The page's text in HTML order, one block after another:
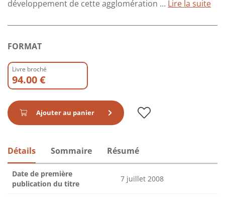
développement de cette agglomération ... Lire la suite
FORMAT
Livre broché
94.00 €
Ajouter au panier
Détails Sommaire Résumé
Date de première
publication du titre
7 juillet 2008